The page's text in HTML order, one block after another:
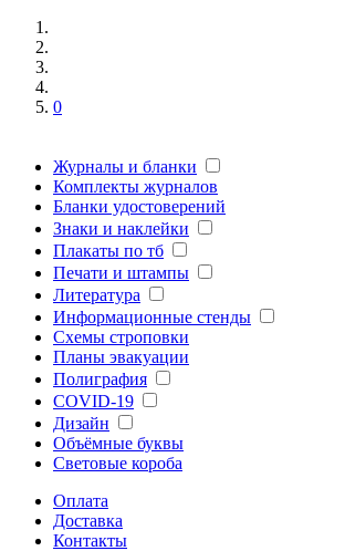
0
Журналы и бланки
Комплекты журналов
Бланки удостоверений
Знаки и наклейки
Плакаты по тб
Печати и штампы
Литература
Информационные стенды
Схемы строповки
Планы эвакуации
Полиграфия
COVID-19
Дизайн
Объёмные буквы
Световые короба
Оплата
Доставка
Контакты